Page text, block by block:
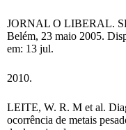
JORNAL O LIBERAL.
Belém, 23 maio 2005.
em: 13 jul.
2010.
LEITE, W. R. M et al.
ocorrência de metais